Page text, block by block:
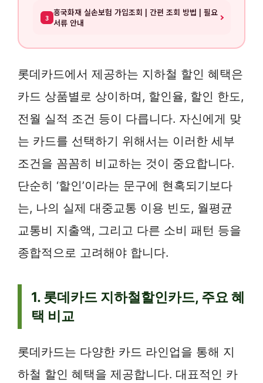
3 흥국화재 실손보험 가입조회 | 간편 조회 방법 | 필요
서류 안내
롯데카드에서 제공하는 지하철 할인 혜택은
카드 상품별로 상이하며, 할인율, 할인 한도,
전월 실적 조건 등이 다릅니다. 자신에게 맞
는 카드를 선택하기 위해서는 이러한 세부
조건을 꼼꼼히 비교하는 것이 중요합니다.
단순히 ‘할인’이라는 문구에 현혹되기보다
는, 나의 실제 대중교통 이용 빈도, 월평균
교통비 지출액, 그리고 다른 소비 패턴 등을
종합적으로 고려해야 합니다.
1. 롯데카드 지하철할인카드, 주요 혜
택 비교
롯데카드는 다양한 카드 라인업을 통해 지
하철 할인 혜택을 제공합니다. 대표적인 카